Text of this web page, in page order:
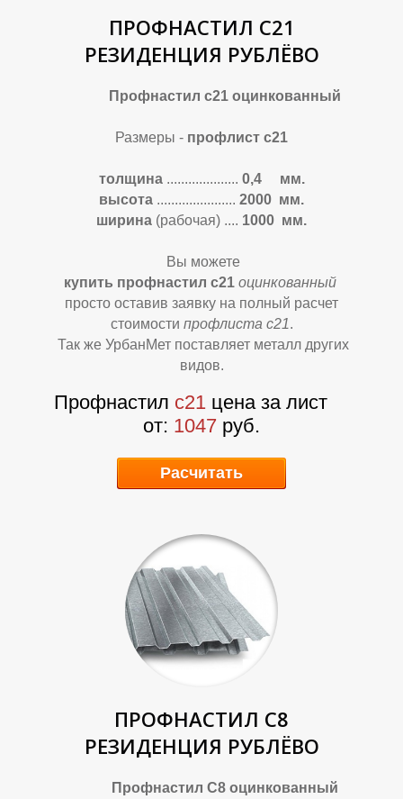
П
Р
ПРОФНАСТИЛ С21
РЕЗИДЕНЦИЯ РУБЛЁВО
Профнастил с21 оцинкованный
Размеры - профлист с21
толщина .................... 0,4 мм.
высота ...................... 2000 мм.
ширина (рабочая) .... 1000 мм.
Вы можете
купить профнастил с21 оцинкованный
просто оставив заявку на полный расчет
стоимости профлиста с21.
Так же УрбанМет поставляет металл других
видов.
Профнастил с21 цена за лист
от: 1047 руб.
Расчитать
ПРОФНАСТИЛ С8
РЕЗИДЕНЦИЯ РУБЛЁВО
Профнастил С8 оцинкованный
П
Р